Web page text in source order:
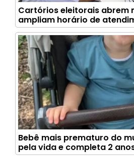
Cartórios eleitorais abrem
ampliam horário de
Bebê mais prematuro do
pela vida e completa 2